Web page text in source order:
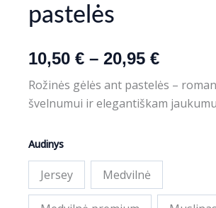
pastelės
10,50 € – 20,95 €Price
range:
10,50 €
Rožinės gėlės ant pastelės –
švelnumui ir elegantiškam
Audinys
Jersey Medvilnė
produkto
kiekis:
gėlės
ant